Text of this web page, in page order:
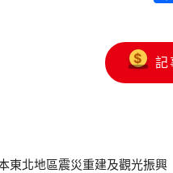
記
東北地區震災重建及觀光振興